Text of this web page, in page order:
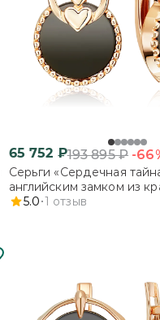
65 752 ₽193 895₽ -
Серьги «Сердечная
английским замком из
с ониксом
5.0 1 отзыв